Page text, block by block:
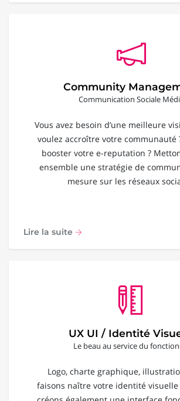
Community
Communication Sociale
Vous avez besoin d’une meilleure
voulez accroître votre communauté
booster votre e-reputation ?
ensemble une stratégie de
mesure sur les réseaux
Lire la suite
UX UI / Identité
Le beau au service du
Logo, charte graphique,
faisons naître votre identité visuelle